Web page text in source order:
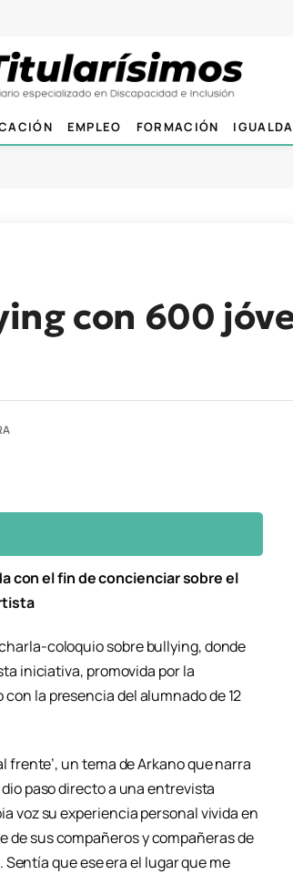
EMPLEO FORMACIÓN
con 600
con el fin de concienciar sobre el
coloquio sobre bullying, donde
iniciativa, promovida por la
con la presencia del alumnado de 12
frente’, un tema de Arkano que narra
paso directo a una entrevista
voz su experiencia personal vivida en
de sus compañeros y compañeras de
que ese era el lugar que me